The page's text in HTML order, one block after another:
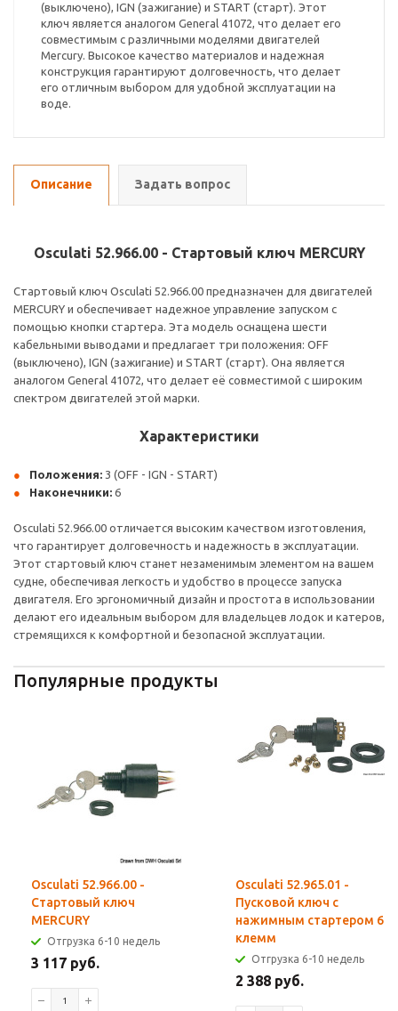
(выключено), IGN (зажигание) и START (старт). Этот
ключ является аналогом General 41072, что делает его
совместимым с различными моделями двигателей
Mercury. Высокое качество материалов и надежная
конструкция гарантируют долговечность, что делает
его отличным выбором для удобной эксплуатации на
воде.
Описание Задать вопрос
Osculati 52.966.00 - Стартовый ключ MERCURY
Стартовый ключ Osculati 52.966.00 предназначен для двигателей
MERCURY и обеспечивает надежное управление запуском с
помощью кнопки стартера. Эта модель оснащена шести
кабельными выводами и предлагает три положения: OFF
(выключено), IGN (зажигание) и START (старт). Она является
аналогом General 41072, что делает её совместимой с широким
спектром двигателей этой марки.
Характеристики
Положения: 3 (OFF - IGN - START)
Наконечники: 6
Osculati 52.966.00 отличается высоким качеством изготовления,
что гарантирует долговечность и надежность в эксплуатации.
Этот стартовый ключ станет незаменимым элементом на вашем
судне, обеспечивая легкость и удобство в процессе запуска
двигателя. Его эргономичный дизайн и простота в использовании
делают его идеальным выбором для владельцев лодок и катеров,
стремящихся к комфортной и безопасной эксплуатации.
Популярные продукты
Osculati 52.966.00 -
Стартовый ключ
MERCURY
Отгрузка 6-10 недель
3 117 руб.
Osculati 52.965.01 -
Пусковой ключ с
нажимным стартером 6
клемм
Отгрузка 6-10 недель
2 388 руб.